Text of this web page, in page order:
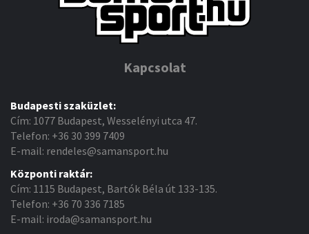
Kapcsolat
Budapesti szaküzlet:
Cím: 1077 Budapest, Wesselényi utca 47.
Telefon: +36 30 399 7409
E-mail: rendeles@samansport.hu
Központi raktár:
Cím: 1115 Budapest, Bartók Béla út 133-135.
Telefon: +36 70 336 7185
E-mail: iroda@samansport.hu